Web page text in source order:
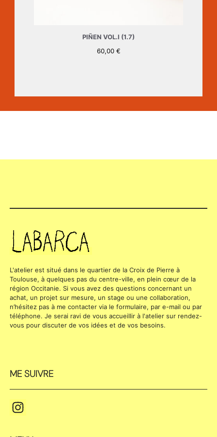
PIÑEN VOL.I (1.7)
60,00 €
L'atelier est situé dans le quartier de la Croix de Pierre à
Toulouse, à quelques pas du centre-ville, en plein cœur de la
région Occitanie. Si vous avez des questions concernant un
achat, un projet sur mesure, un stage ou une collaboration,
n’hésitez pas à me contacter via le formulaire, par e-mail ou par
téléphone. Je serai ravi de vous accueillir à l'atelier sur rendez-
vous pour discuter de vos idées et de vos besoins.
ME SUIVRE